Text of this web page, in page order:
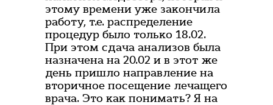
этому времени уже закончила
работу, т.е. распределение
процедур было только 18.02.
При этом сдача анализов была
назначена на 20.02 и в этот же
день пришло направление на
вторичное посещение лечащего
врача. Это как понимать? Я на